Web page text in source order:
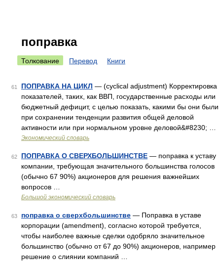
поправка
Толкование Перевод Книги
61 ПОПРАВКА НА ЦИКЛ — (cyclical adjustment) Корректировка
показателей, таких, как ВВП, государственные расходы или
бюджетный дефицит, с целью показать, какими бы они были
при сохранении тенденции развития общей деловой
активности или при нормальном уровне деловой&#8230; …
Экономический словарь
62 ПОПРАВКА О СВЕРХБОЛЬШИНСТВЕ — поправка к уставу
компании, требующая значительного большинства голосов
(обычно 67 90%) акционеров для решения важнейших
вопросов …
Большой экономический словарь
63 поправка о сверхбольшинстве — Поправка в уставе
корпорации (amendment), согласно которой требуется,
чтобы наиболее важные сделки одобряло значительное
большинство (обычно от 67 до 90%) акционеров, например
решение о слиянии компаний …